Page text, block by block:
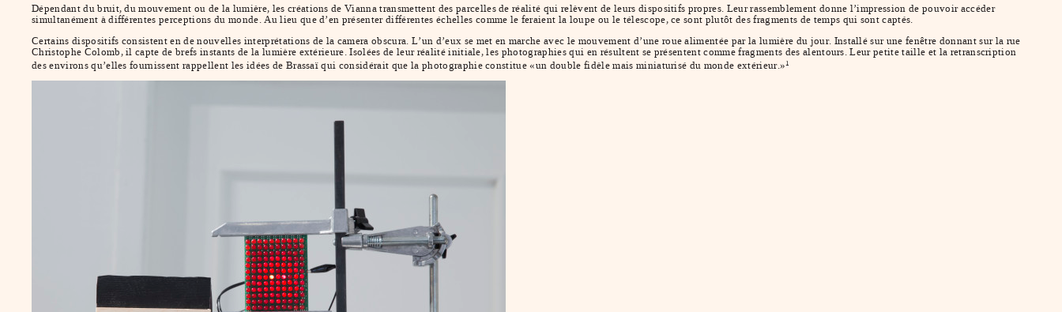
Dépendant du bruit, du mouvement ou de la lumière, les créations de Vianna transmettent des parcelles de réalité qui relèvent de leurs dispositifs propres. Leur rassemblement donne l’impression de pouvoir accéder
simultanément à différentes perceptions du monde. Au lieu que d’en présenter différentes échelles comme le feraient la loupe ou le télescope, ce sont plutôt des fragments de temps qui sont captés.
Certains dispositifs consistent en de nouvelles interprétations de la camera obscura. L’un d’eux se met en marche avec le mouvement d’une roue alimentée par la lumière du jour. Installé sur une fenêtre donnant sur la rue
Christophe Colomb, il capte de brefs instants de la lumière extérieure. Isolées de leur réalité initiale, les photographies qui en résultent se présentent comme fragments des alentours. Leur petite taille et la retranscription
des environs qu’elles fournissent rappellent les idées de Brassaï qui considérait que la photographie constitue «un double fidèle mais miniaturisé du monde extérieur.»1